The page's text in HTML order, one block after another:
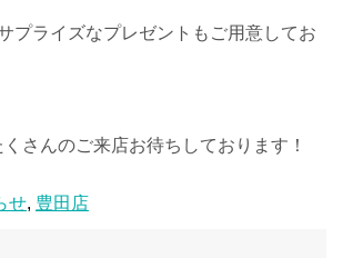
プライズなプレゼントもご用意してお
さんのご来店お待ちしております！
せ, 豊田店